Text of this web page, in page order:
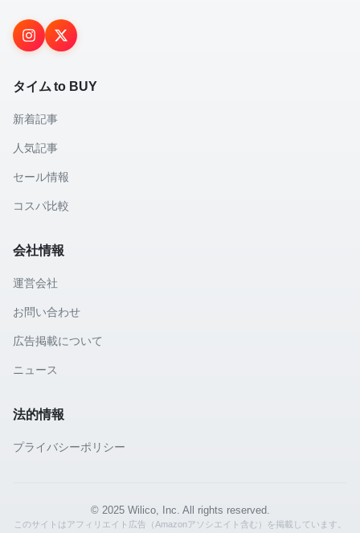
タイム to BUY
新着記事
人気記事
セール情報
コスパ比較
会社情報
運営会社
お問い合わせ
広告掲載について
ニュース
法的情報
プライバシーポリシー
© 2025 Wilico, Inc. All rights reserved.
このサイトはアフィリエイト広告（Amazonアソシエイト含む）を掲載しています。